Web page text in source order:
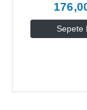
Sepete
176